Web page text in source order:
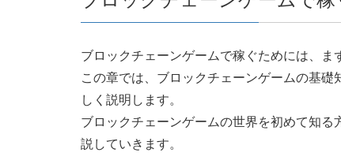
ブロックチェーンゲームで稼ぐためには、ま
この章では、ブロックチェーンゲームの基
しく説明します。
ブロックチェーンゲームの世界を初めて知
説していきます。